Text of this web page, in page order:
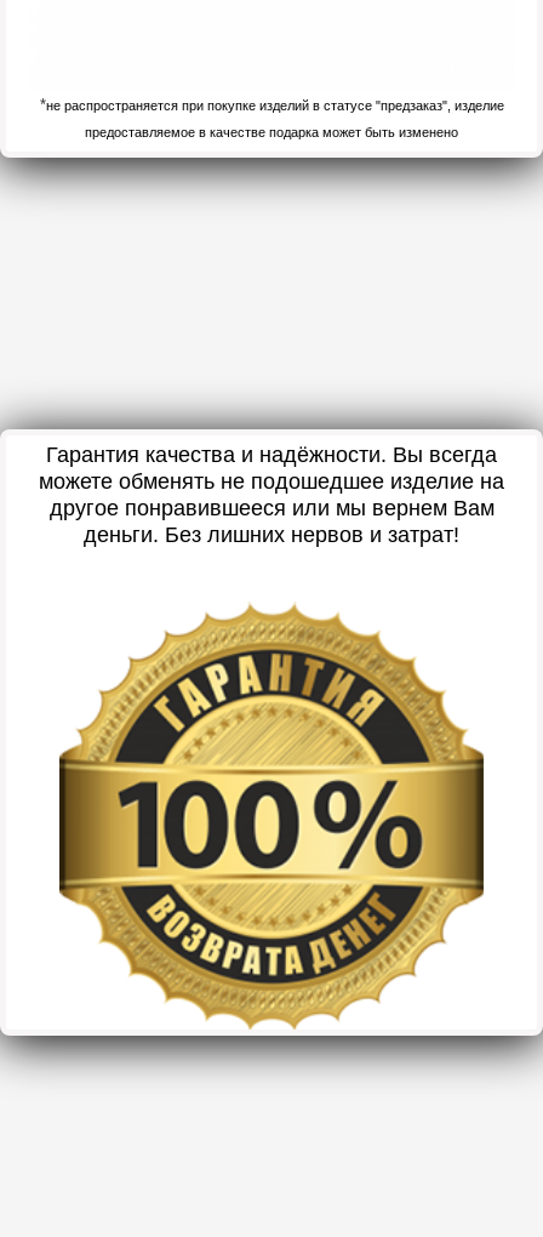
*не распространяется при покупке изделий в статусе "предзаказ", изделие
предоставляемое в качестве подарка может быть изменено
Гарантия качества и надёжности. Вы всегда
можете обменять не подошедшее изделие на
другое понравившееся или мы вернем Вам
деньги. Без лишних нервов и затрат!